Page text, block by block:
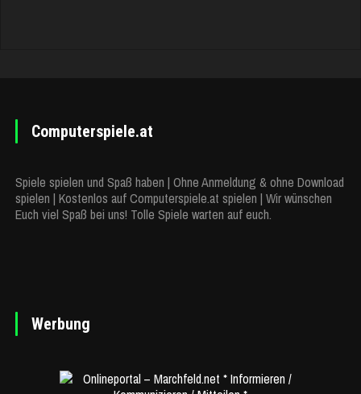
Computerspiele.at
Spiele spielen und Spaß haben | Ohne Anmeldung & ohne Download
spielen | Kostenlos auf Computerspiele.at spielen | Wir wünschen
Euch viel Spaß bei uns! Tolle Spiele warten auf euch.
Werbung